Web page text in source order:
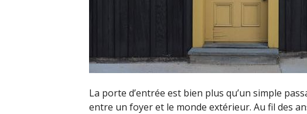
La porte d’entrée est bien plus qu’un simple
entre un foyer et le monde extérieur. Au fil des